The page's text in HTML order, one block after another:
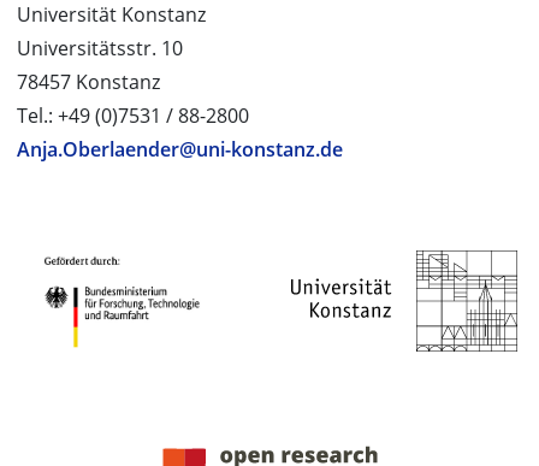
Universität Konstanz
Universitätsstr. 10
78457 Konstanz
Tel.: +49 (0)7531 / 88-2800
Anja.Oberlaender@uni-konstanz.de